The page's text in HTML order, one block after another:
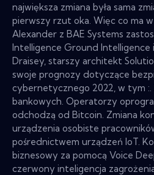
największa zmiana była sama
pierwszy rzut oka. Więc co ma
Alexander z BAE Systems
Intelligence Ground Intelligence
Draisey, starszy architekt
swoje prognozy dotyczące
cybernetycznego 2022, w tym
bankowych. Operatorzy
odchodzą od Bitcoin. Zmiana
urządzenia osobiste
pośrednictwem urządzeń IoT.
biznesowy za pomocą Voice
czerwony inteligencja